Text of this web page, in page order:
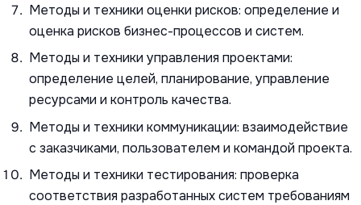
Методы и техники оценки рисков: определение и
оценка рисков бизнес-процессов и систем.
Методы и техники управления проектами:
определение целей, планирование, управление
ресурсами и контроль качества.
Методы и техники коммуникации: взаимодействие
с заказчиками, пользователем и командой проекта.
Методы и техники тестирования: проверка
соответствия разработанных систем требованиям